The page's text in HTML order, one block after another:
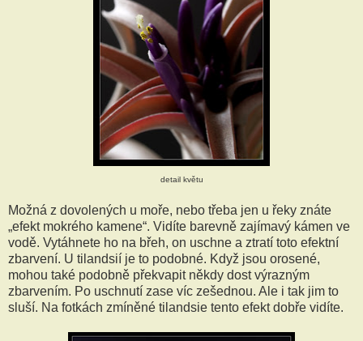
detail květu
Možná z dovolených u moře, nebo třeba jen u řeky znáte
„efekt mokrého kamene“. Vidíte barevně zajímavý kámen ve
vodě. Vytáhnete ho na břeh, on uschne a ztratí toto efektní
zbarvení. U tilandsií je to podobné. Když jsou orosené,
mohou také podobně překvapit někdy dost výrazným
zbarvením. Po uschnutí zase víc zešednou. Ale i tak jim to
sluší. Na fotkách zmíněné tilandsie tento efekt dobře vidíte.